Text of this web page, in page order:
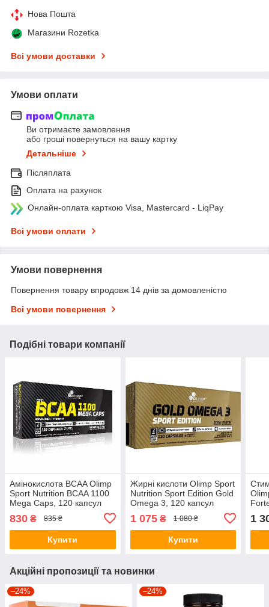
Нова Пошта
Магазини Rozetka
Всі умови доставки
Умови оплати
Ви отримаєте замовлення
або гроші повернуться на вашу картку
Детальніше
Післяплата
Оплата на рахунок
Онлайн-оплата карткою Visa, Mastercard - LiqPay
Всі умови оплати
Умови повернення
Повернення товару впродовж 14 днів за домовленістю
Всі умови повернення
Подібні товари компанії
Амінокислота BCAA Olimp
Sport Nutrition BCAA 1100
Mega Caps, 120 капсул
830 ₴ 835 ₴
Купити
Жирні кислоти Olimp Sport
Nutrition Sport Edition Gold
Omega 3, 120 капсул
1 075₴ 1 080 ₴
Купити
1
Акційні пропозиції та новинки
–24% –24%